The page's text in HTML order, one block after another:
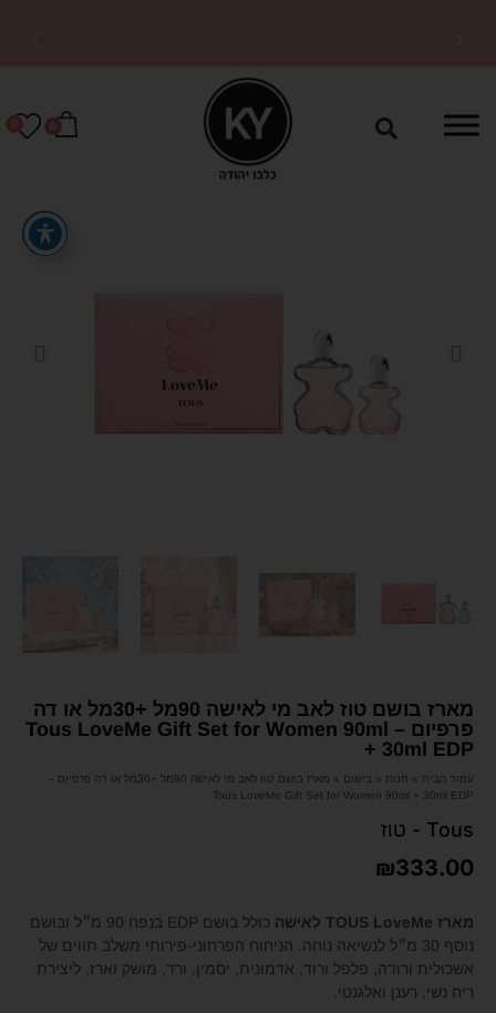
0
0
מארז בושם טוז לאב מי לאישה 90מל +30מל או דה
פרפיום – Tous LoveMe Gift Set for Women 90ml
+ 30ml EDP
עמוד הבית » חנות » בישום »
מארז בושם טוז לאב מי לאישה 90מל +30מל או דה פרפיום –
Tous LoveMe Gift Set for Women 90ml + 30ml EDP
Tous - טוז
₪333.00
מארז TOUS LoveMe לאישה
כולל בושם EDP בנפח 90 מ״ל ובושם
נוסף 30 מ״ל לנשיאה נוחה. הניחוח הפרחוני-פירותי משלב תווים של
אשכולית ורודה, פלפל ורוד, אדמונית, יסמין, ורד, מושק וארז, ליצירת
ריח נשי, רענן ואלגנטי.